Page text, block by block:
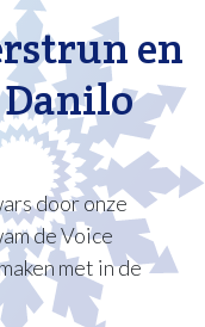
en
door onze
de Voice
met in de